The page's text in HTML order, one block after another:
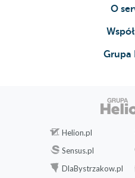
O
Grupa
Helion.pl
Sensus.pl
DlaBystrzakow.pl